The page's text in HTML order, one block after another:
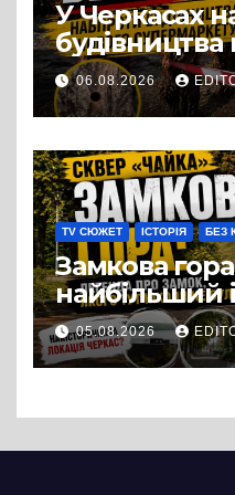
У Черкасах
будівництва
проспекті
дерева. І це
можна
06.08.2026
TV СЮЖЕТ ІСТОРІЯ БЕЗ
Замкова
найбільший
міф Черкас
05.08.2026